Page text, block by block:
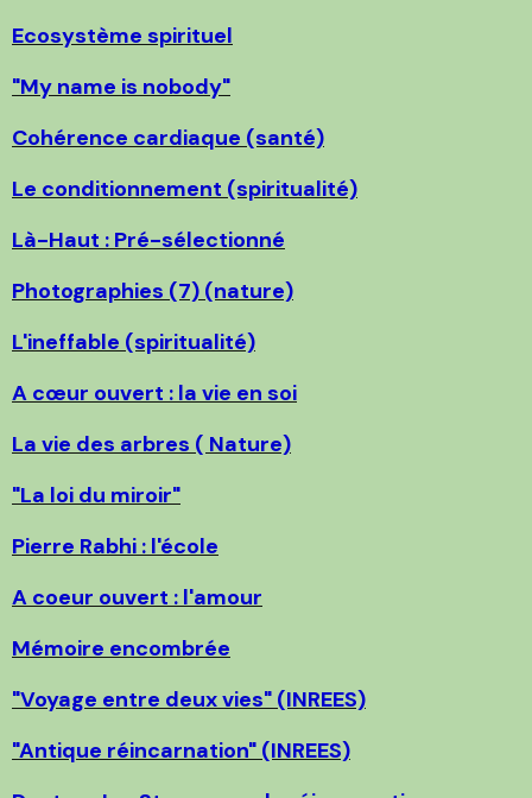
Ecosystème spirituel
"My name is nobody"
Cohérence cardiaque (santé)
Le conditionnement (spiritualité)
Là-Haut : Pré-sélectionné
Photographies (7) (nature)
L'ineffable (spiritualité)
A cœur ouvert : la vie en soi
La vie des arbres ( Nature)
"La loi du miroir"
Pierre Rabhi : l'école
A coeur ouvert : l'amour
Mémoire encombrée
"Voyage entre deux vies" (INREES)
"Antique réincarnation" (INREES)